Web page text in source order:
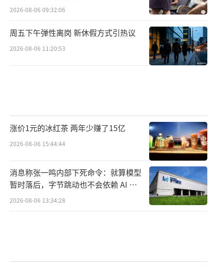
2026-08-06 09:32:06
周五下午弹性离岗 新休假方式引热议
2026-08-06 11:20:53
涨价1元的冰红茶 两年少赚了15亿
2026-08-06 15:44:44
消息称张一鸣内部下死命令：就算模型
暂时落后，字节跳动也不会依赖 AI 蒸
馏技术
2026-08-06 13:34:28